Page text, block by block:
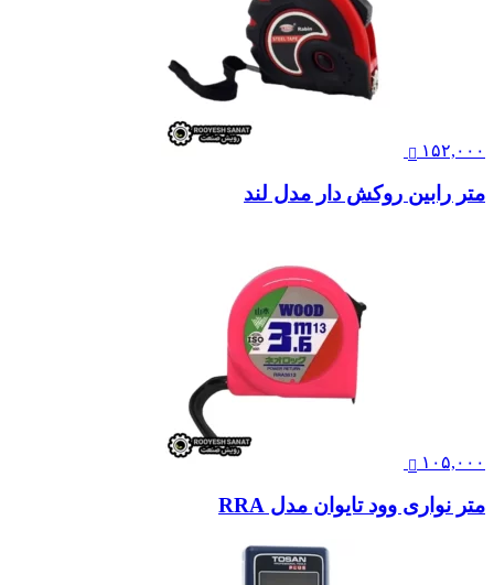
۱۵۲,۰۰۰
متر رابین روکش دار مدل لند
۱۰۵,۰۰۰
متر نواری وود تایوان مدل RRA